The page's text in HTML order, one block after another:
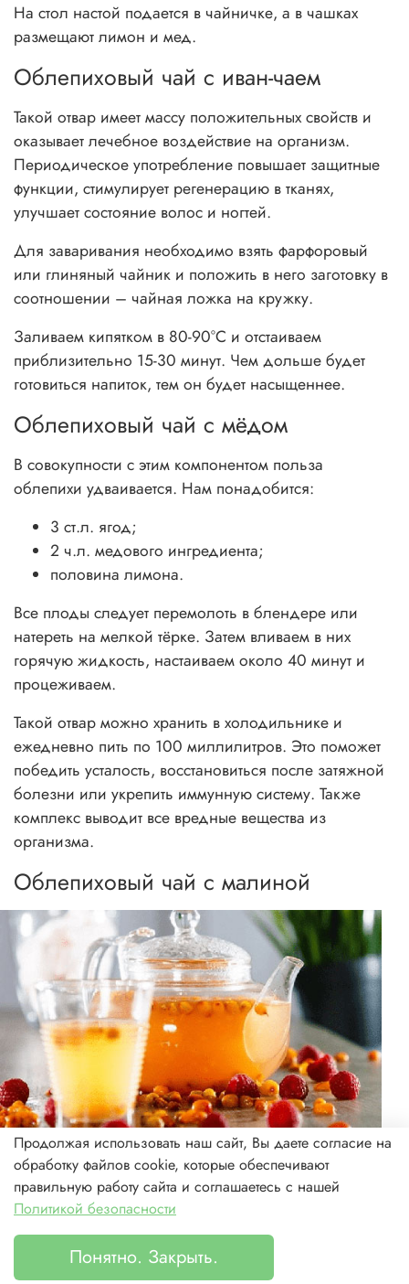
На стол настой подается в чайничке, а в чашках
размещают лимон и мед.
Облепиховый чай с иван-чаем
Такой отвар имеет массу положительных свойств и
оказывает лечебное воздействие на организм.
Периодическое употребление повышает защитные
функции, стимулирует регенерацию в тканях,
улучшает состояние волос и ногтей.
Для заваривания необходимо взять фарфоровый
или глиняный чайник и положить в него заготовку в
соотношении – чайная ложка на кружку.
Заливаем кипятком в 80-90°С и отстаиваем
приблизительно 15-30 минут. Чем дольше будет
готовиться напиток, тем он будет насыщеннее.
Облепиховый чай с мёдом
В совокупности с этим компонентом польза
облепихи удваивается. Нам понадобится:
3 ст.л. ягод;
2 ч.л. медового ингредиента;
половина лимона.
Все плоды следует перемолоть в блендере или
натереть на мелкой тёрке. Затем вливаем в них
горячую жидкость, настаиваем около 40 минут и
процеживаем.
Такой отвар можно хранить в холодильнике и
ежедневно пить по 100 миллилитров. Это поможет
победить усталость, восстановиться после затяжной
болезни или укрепить иммунную систему. Также
комплекс выводит все вредные вещества из
организма.
Облепиховый чай с малиной
Напиток отлично помогает при нехватке витаминов,
простудных заболеваниях, усталости и в других
ситуациях, связанных с пониженным иммунитетом.
На одну чашку берем:
одна ст. ягодок;
Продолжая использовать наш сайт, Вы даете согласие на
обработку файлов cookie, которые обеспечивают
правильную работу сайта и соглашаетесь с нашей
Политикой безопасности
Понятно. Закрыть.